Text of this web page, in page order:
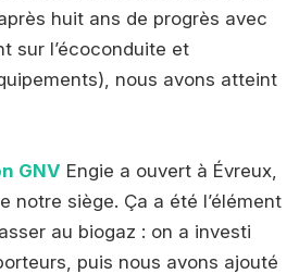
huit ans de progrès avec
sur l’écoconduite et
nous avons atteint
GNV Engie a ouvert à Évreux,
notre siège. Ça a été l’élément
au biogaz : on a investi
puis nous avons ajouté